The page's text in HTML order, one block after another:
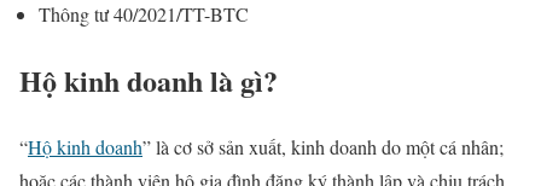
Thông tư 40/2021/TT-BTC
Hộ kinh doanh là gì?
“Hộ kinh doanh” là cơ sở sản xuất, kinh doanh do một cá nhân;
hoặc các thành viên hộ gia đình đăng ký thành lập và chịu trách